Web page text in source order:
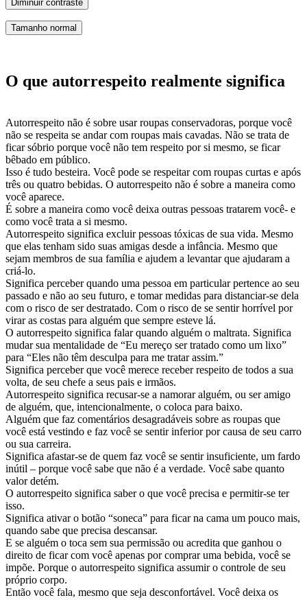
Diminuir contraste
Tamanho normal
O que autorrespeito realmente significa
Autorrespeito não é sobre usar roupas conservadoras, porque você
não se respeita se andar com roupas mais cavadas. Não se trata de
ficar sóbrio porque você não tem respeito por si mesmo, se ficar
bêbado em público.
Isso é tudo besteira. Você pode se respeitar com roupas curtas e após
três ou quatro bebidas. O autorrespeito não é sobre a maneira como
você aparece.
É sobre a maneira como você deixa outras pessoas tratarem você- e
como você trata a si mesmo.
Autorrespeito significa excluir pessoas tóxicas de sua vida. Mesmo
que elas tenham sido suas amigas desde a infância. Mesmo que
sejam membros de sua família e ajudem a levantar que ajudaram a
criá-lo.
Significa perceber quando uma pessoa em particular pertence ao seu
passado e não ao seu futuro, e tomar medidas para distanciar-se dela
com o risco de ser destratado. Com o risco de se sentir horrível por
virar as costas para alguém que sempre esteve lá.
O autorrespeito significa falar quando alguém o maltrata. Significa
mudar sua mentalidade de “Eu mereço ser tratado como um lixo”
para “Eles não têm desculpa para me tratar assim.”
Significa perceber que você merece receber respeito de todos a sua
volta, de seu chefe a seus pais e irmãos.
Autorrespeito significa recusar-se a namorar alguém, ou ser amigo
de alguém, que, intencionalmente, o coloca para baixo.
Alguém que faz comentários desagradáveis sobre as roupas que
você está vestindo e faz você se sentir inferior por causa de seu carro
ou sua carreira.
Significa afastar-se de quem faz você se sentir insuficiente, um fardo
inútil – porque você sabe que não é a verdade. Você sabe quanto
valor detém.
O autorrespeito significa saber o que você precisa e permitir-se ter
isso.
Significa ativar o botão “soneca” para ficar na cama um pouco mais,
quando sabe que precisa descansar.
E se alguém o toca sem sua permissão ou acredita que ganhou o
direito de ficar com você apenas por comprar uma bebida, você se
impõe. Porque o autorrespeito significa assumir o controle de seu
próprio corpo.
Então você fala, mesmo que seja desconfortável. Você deixa os